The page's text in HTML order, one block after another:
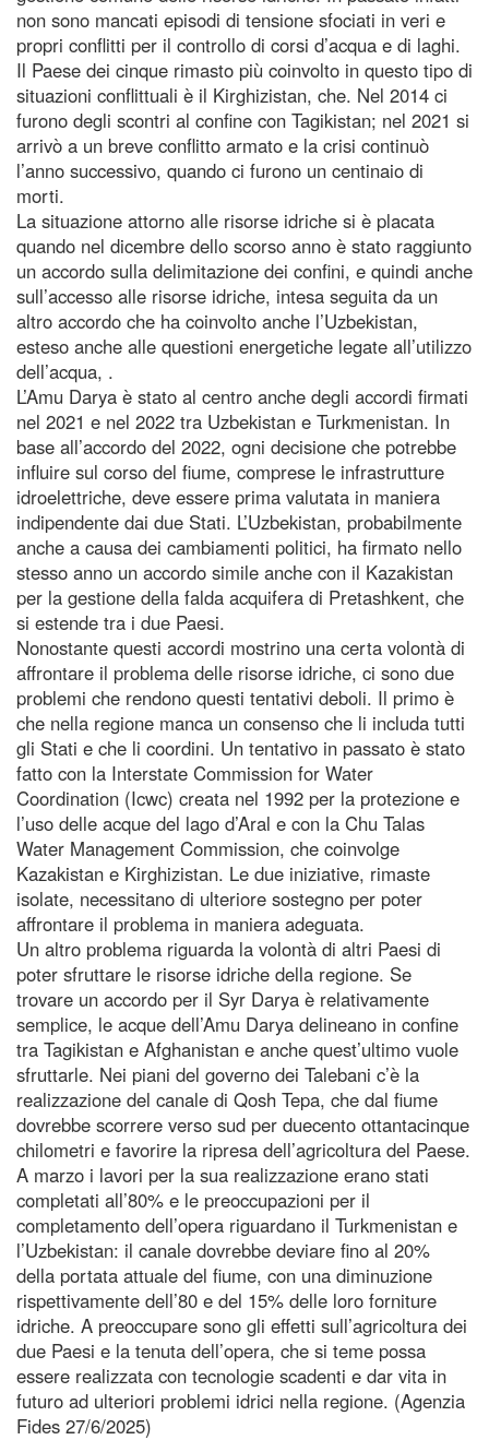
non sono mancati episodi di tensione sfociati in veri e
propri conflitti per il controllo di corsi d’acqua e di laghi.
Il Paese dei cinque rimasto più coinvolto in questo tipo di
situazioni conflittuali è il Kirghizistan, che. Nel 2014 ci
furono degli scontri al confine con Tagikistan; nel 2021 si
arrivò a un breve conflitto armato e la crisi continuò
l’anno successivo, quando ci furono un centinaio di
morti.
La situazione attorno alle risorse idriche si è placata
quando nel dicembre dello scorso anno è stato raggiunto
un accordo sulla delimitazione dei confini, e quindi anche
sull’accesso alle risorse idriche, intesa seguita da un
altro accordo che ha coinvolto anche l’Uzbekistan,
esteso anche alle questioni energetiche legate all’utilizzo
dell’acqua, .
L’Amu Darya è stato al centro anche degli accordi firmati
nel 2021 e nel 2022 tra Uzbekistan e Turkmenistan. In
base all’accordo del 2022, ogni decisione che potrebbe
influire sul corso del fiume, comprese le infrastrutture
idroelettriche, deve essere prima valutata in maniera
indipendente dai due Stati. L’Uzbekistan, probabilmente
anche a causa dei cambiamenti politici, ha firmato nello
stesso anno un accordo simile anche con il Kazakistan
per la gestione della falda acquifera di Pretashkent, che
si estende tra i due Paesi.
Nonostante questi accordi mostrino una certa volontà di
affrontare il problema delle risorse idriche, ci sono due
problemi che rendono questi tentativi deboli. Il primo è
che nella regione manca un consenso che li includa tutti
gli Stati e che li coordini. Un tentativo in passato è stato
fatto con la Interstate Commission for Water
Coordination (Icwc) creata nel 1992 per la protezione e
l’uso delle acque del lago d’Aral e con la Chu Talas
Water Management Commission, che coinvolge
Kazakistan e Kirghizistan. Le due iniziative, rimaste
isolate, necessitano di ulteriore sostegno per poter
affrontare il problema in maniera adeguata.
Un altro problema riguarda la volontà di altri Paesi di
poter sfruttare le risorse idriche della regione. Se
trovare un accordo per il Syr Darya è relativamente
semplice, le acque dell’Amu Darya delineano in confine
tra Tagikistan e Afghanistan e anche quest’ultimo vuole
sfruttarle. Nei piani del governo dei Talebani c’è la
realizzazione del canale di Qosh Tepa, che dal fiume
dovrebbe scorrere verso sud per duecento ottantacinque
chilometri e favorire la ripresa dell’agricoltura del Paese.
A marzo i lavori per la sua realizzazione erano stati
completati all’80% e le preoccupazioni per il
completamento dell’opera riguardano il Turkmenistan e
l’Uzbekistan: il canale dovrebbe deviare fino al 20%
della portata attuale del fiume, con una diminuzione
rispettivamente dell’80 e del 15% delle loro forniture
idriche. A preoccupare sono gli effetti sull’agricoltura dei
due Paesi e la tenuta dell’opera, che si teme possa
essere realizzata con tecnologie scadenti e dar vita in
futuro ad ulteriori problemi idrici nella regione. (Agenzia
Fides 27/6/2025)